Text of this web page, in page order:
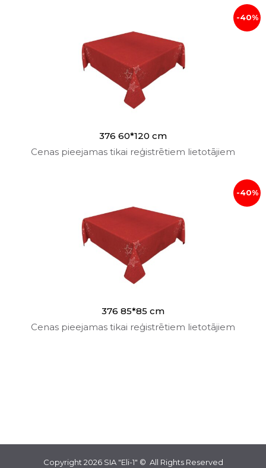
-40%
376 60*120 cm
Cenas pieejamas tikai reģistrētiem lietotājiem
-40%
376 85*85 cm
Cenas pieejamas tikai reģistrētiem lietotājiem
Copyright 2026 SIA "Eli-1" © All Rights Reserved